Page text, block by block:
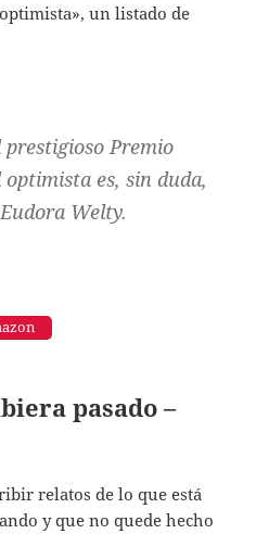
un listado de
Premio
es, sin duda,
Welty.
pasado –
relatos de lo que está
y que no quede hecho